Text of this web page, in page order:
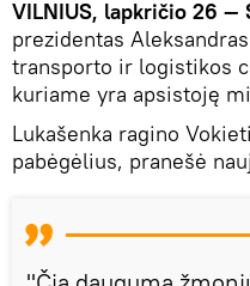
VILNIUS, lapkričio 26 —
prezidentas
transporto ir logistikos
kuriame yra apsistoję
Lukašenka ragino
pabėgėlius, pranešė